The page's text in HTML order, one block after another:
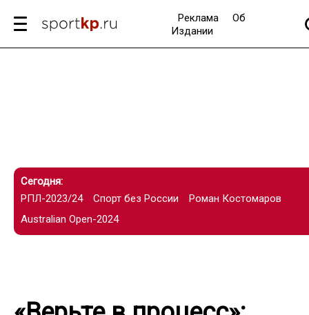
Реклама
Об
Издании
Сегодня:
РПЛ-2023/24
Спорт без России
Роман Костомаров
Australian Open-2024